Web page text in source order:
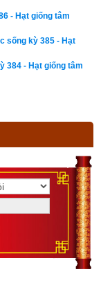
chuyên mục giác ngộ
giống tâm hồn tập 11
- Hạt giống tâm
sống kỳ 385 - Hạt
384 - Hạt giống tâm